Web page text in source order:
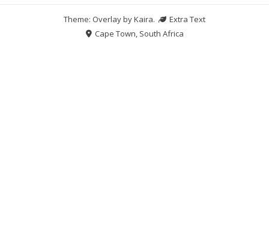
Theme: Overlay byKaira.
Extra Text
Cape Town, South Africa